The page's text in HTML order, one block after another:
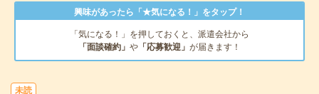
興味があったら「★気になる！」をタップ！
「気になる！」を押しておくと、派遣会社から
「面談確約」 や 「応募歓迎」 が届きます！
未読